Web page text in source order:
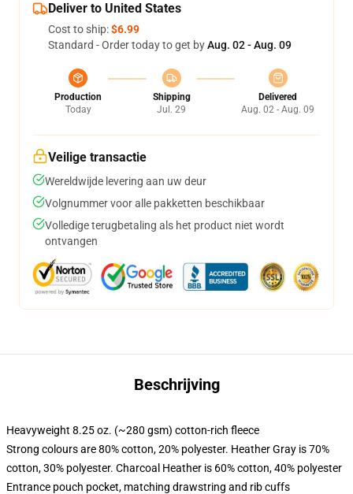
Deliver to United States
Cost to ship:$6.99
Standard - Order today to get byAug. 02 - Aug. 09
Production
Today
Shipping
Jul. 29
Delivered
Aug. 02 - Aug. 09
Veilige transactie
Wereldwijde levering aan uw deur
Volgnummer voor alle pakketten beschikbaar
Volledige terugbetaling als het product niet wordt
ontvangen
Beschrijving
Heavyweight 8.25 oz. (~280 gsm) cotton-rich fleece
Strong colours are 80% cotton, 20% polyester. Heather Gray is 70%
cotton, 30% polyester. Charcoal Heather is 60% cotton, 40% polyester
Entrance pouch pocket, matching drawstring and rib cuffs